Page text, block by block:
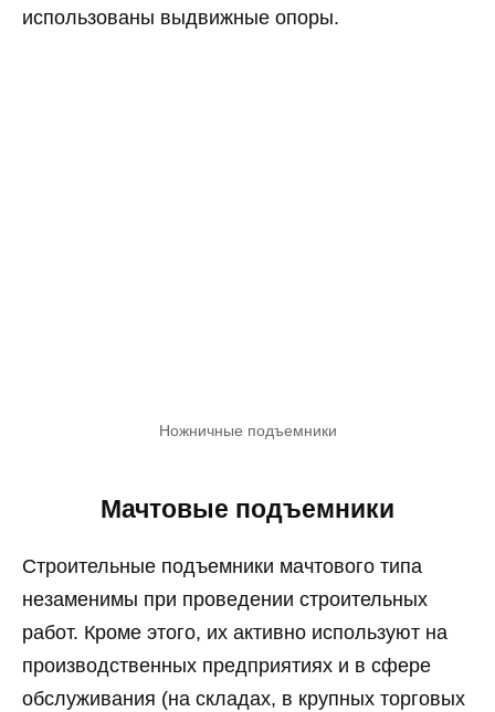
использованы выдвижные опоры.
Ножничные подъемники
Мачтовые подъемники
Cтроительные подъемники мачтового типа
незаменимы при проведении строительных
работ. Кроме этого, их активно используют на
производственных предприятиях и в сфере
обслуживания (на складах, в крупных торговых